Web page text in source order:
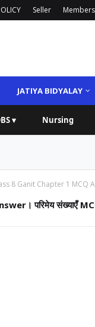
Seller
JATIYA BIDYALAY
▾ Nursing
8 Ganit Chapter 1 MCQ
परिमेय संख्याएँ